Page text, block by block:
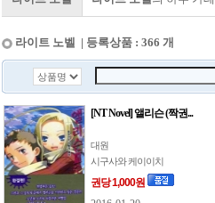
라이트 노벨 | 등록상품 : 366 개
[NT Novel] 앨리슨 (짝권...
대원
시구사와 케이이치
권당 1,000원